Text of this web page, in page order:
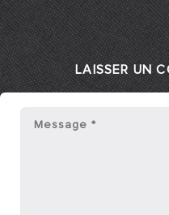
LAISSER UN